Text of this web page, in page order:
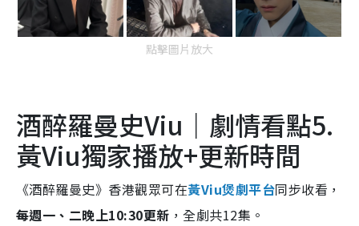
點擊圖片放大
酒醉羅曼史Viu｜劇情看點5.
黃Viu獨家播放+更新時間
《酒醉羅曼史》香港觀眾可在黃Viu煲劇平台同步收看，
每週一、二晚上10:30更新 ，全劇共12集。